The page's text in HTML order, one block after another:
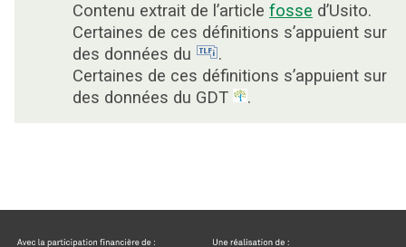
Contenu extrait de l’article fosse d’Usito.
Certaines de ces définitions s’appuient sur
des données du
.
Certaines de ces définitions s’appuient sur
des données du GDT
.